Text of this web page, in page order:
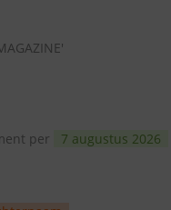
per 7 augustus 2026